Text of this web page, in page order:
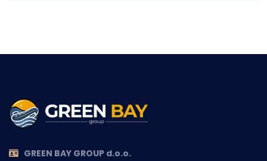
GREEN BAY GROUP d.o.o.